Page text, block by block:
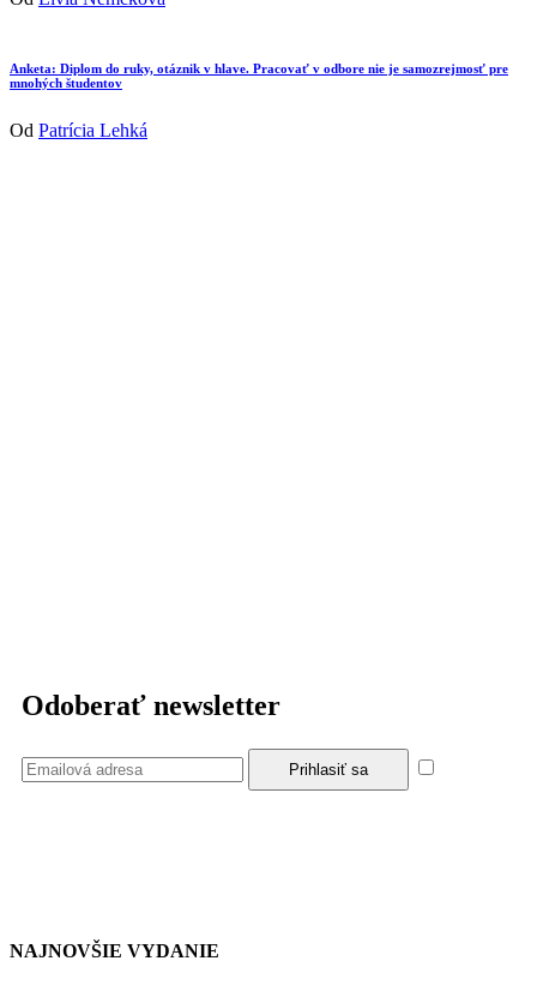
Anketa: Diplom do ruky, otáznik v hlave. Pracovať v odbore nie je samozrejmosť pre
mnohých študentov
Od Patrícia Lehká
Odoberať newsletter
NAJNOVŠIE VYDANIE